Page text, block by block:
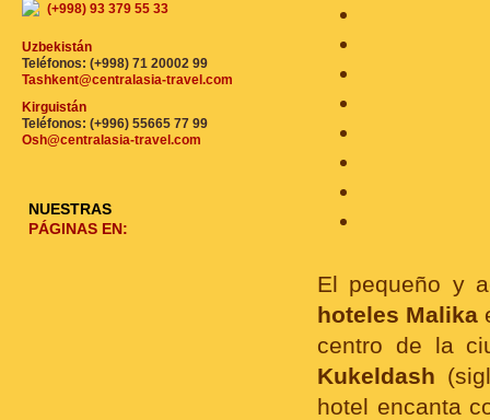
El pequeño y
hoteles Malika
centro de la
Kukeldash
hotel encanta
(+998) 93 379 55 33
Uzbekistán
Teléfonos: (+998) 71 20002 99
Tashkent@centralasia-travel.com
Kirguistán
Teléfonos: (+996) 55665 77 99
Osh@centralasia-travel.com
NUESTRAS
PÁGINAS EN: